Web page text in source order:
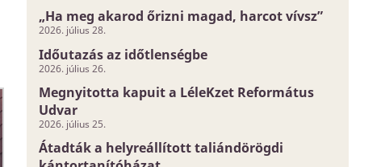
„Ha meg akarod őrizni magad, harcot vívsz”
2026. július 28.
Időutazás az időtlenségbe
2026. július 26.
Megnyitotta kapuit a LéleKzet Református
Udvar
2026. július 25.
Átadták a helyreállított taliándörögdi